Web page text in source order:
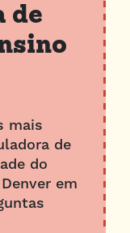
de
mais
de
do
em